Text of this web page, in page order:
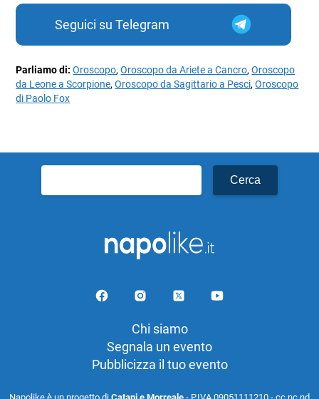
Seguici su Telegram
Parliamo di:Oroscopo,Oroscopo da Ariete a Cancro,Oroscopo
da Leone a Scorpione,Oroscopo da Sagittario a Pesci,Oroscopo
di Paolo Fox
per:
Chi siamo
Segnala un evento
Pubblicizza il tuo evento